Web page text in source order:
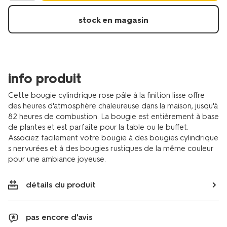
13509055.html
stock en magasin
info produit
Cette bougie cylindrique rose pâle à la finition lisse offre
des heures d'atmosphère chaleureuse dans la maison, jusqu'à
82 heures de combustion. La bougie est entièrement à base
de plantes et est parfaite pour la table ou le buffet.
Associez facilement votre bougie à des bougies cylindrique
s nervurées et à des bougies rustiques de la même couleur
pour une ambiance joyeuse.
détails du produit
pas encore d'avis